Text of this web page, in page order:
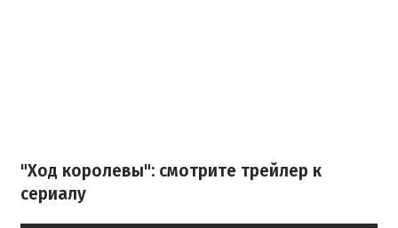
"Ход королевы": смотрите трейлер к
сериалу